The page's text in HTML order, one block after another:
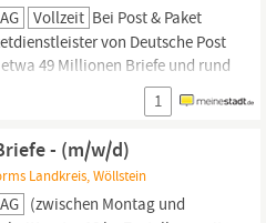
Vollzeit Bei Post & Paket
von Deutsche Post
49 Millionen Briefe und rund
Zahlen. Aber nicht
die großartigen Leistungen
jeden Tag möglich machen: die
1
- (m/w/d)
Landkreis, Wöllstein
(zwischen Montag und